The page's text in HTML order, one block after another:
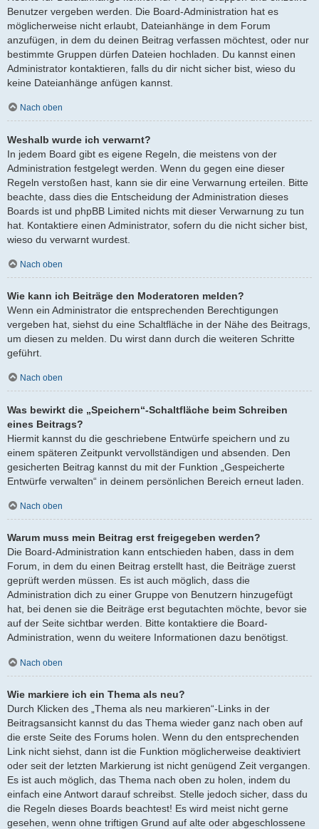
Benutzer vergeben werden. Die Board-Administration hat es
möglicherweise nicht erlaubt, Dateianhänge in dem Forum
anzufügen, in dem du deinen Beitrag verfassen möchtest, oder nur
bestimmte Gruppen dürfen Dateien hochladen. Du kannst einen
Administrator kontaktieren, falls du dir nicht sicher bist, wieso du
keine Dateianhänge anfügen kannst.
Nach oben
Weshalb wurde ich verwarnt?
In jedem Board gibt es eigene Regeln, die meistens von der
Administration festgelegt werden. Wenn du gegen eine dieser
Regeln verstoßen hast, kann sie dir eine Verwarnung erteilen. Bitte
beachte, dass dies die Entscheidung der Administration dieses
Boards ist und phpBB Limited nichts mit dieser Verwarnung zu tun
hat. Kontaktiere einen Administrator, sofern du die nicht sicher bist,
wieso du verwarnt wurdest.
Nach oben
Wie kann ich Beiträge den Moderatoren melden?
Wenn ein Administrator die entsprechenden Berechtigungen
vergeben hat, siehst du eine Schaltfläche in der Nähe des Beitrags,
um diesen zu melden. Du wirst dann durch die weiteren Schritte
geführt.
Nach oben
Was bewirkt die „Speichern“-Schaltfläche beim Schreiben
eines Beitrags?
Hiermit kannst du die geschriebene Entwürfe speichern und zu
einem späteren Zeitpunkt vervollständigen und absenden. Den
gesicherten Beitrag kannst du mit der Funktion „Gespeicherte
Entwürfe verwalten“ in deinem persönlichen Bereich erneut laden.
Nach oben
Warum muss mein Beitrag erst freigegeben werden?
Die Board-Administration kann entschieden haben, dass in dem
Forum, in dem du einen Beitrag erstellt hast, die Beiträge zuerst
geprüft werden müssen. Es ist auch möglich, dass die
Administration dich zu einer Gruppe von Benutzern hinzugefügt
hat, bei denen sie die Beiträge erst begutachten möchte, bevor sie
auf der Seite sichtbar werden. Bitte kontaktiere die Board-
Administration, wenn du weitere Informationen dazu benötigst.
Nach oben
Wie markiere ich ein Thema als neu?
Durch Klicken des „Thema als neu markieren“-Links in der
Beitragsansicht kannst du das Thema wieder ganz nach oben auf
die erste Seite des Forums holen. Wenn du den entsprechenden
Link nicht siehst, dann ist die Funktion möglicherweise deaktiviert
oder seit der letzten Markierung ist nicht genügend Zeit vergangen.
Es ist auch möglich, das Thema nach oben zu holen, indem du
einfach eine Antwort darauf schreibst. Stelle jedoch sicher, dass du
die Regeln dieses Boards beachtest! Es wird meist nicht gerne
gesehen, wenn ohne triftigen Grund auf alte oder abgeschlossene